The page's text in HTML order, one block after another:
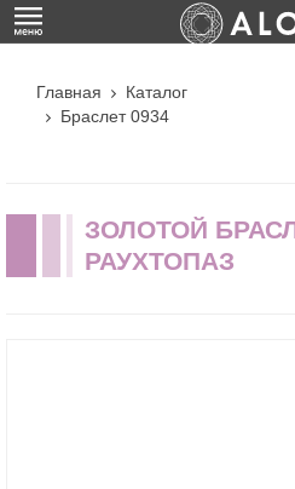
Главная
Каталог
Браслет 0934
ЗОЛОТОЙ
РАУХТОПАЗ